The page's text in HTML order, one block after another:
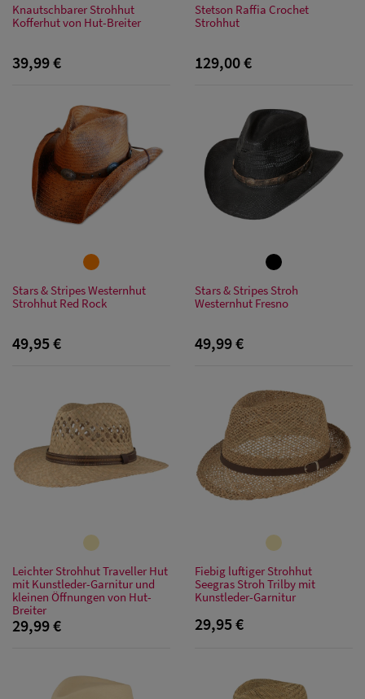
Knautschbarer Strohhut
Kofferhut von Hut-Breiter
39,99 €
Stetson Raffia Crochet
Strohhut
129,00 €
Stars & Stripes Westernhut
Strohhut Red Rock
49,95 €
Stars & Stripes Stroh
Westernhut Fresno
49,99 €
Leichter Strohhut Traveller Hut
mit Kunstleder-Garnitur und
kleinen Öffnungen von Hut-
Breiter
29,99 €
Fiebig luftiger Strohhut
Seegras Stroh Trilby mit
Kunstleder-Garnitur
29,95 €